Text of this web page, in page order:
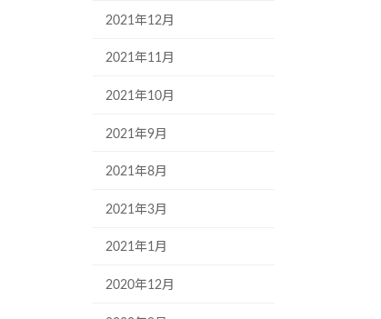
2021年12月
2021年11月
2021年10月
2021年9月
2021年8月
2021年3月
2021年1月
2020年12月